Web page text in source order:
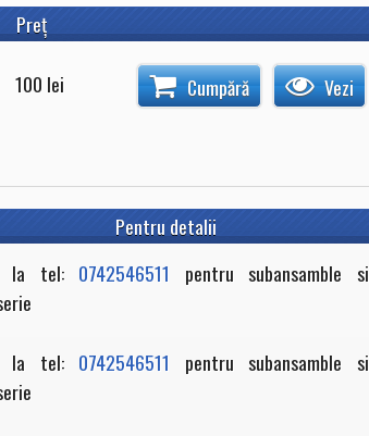
Preţ
100 lei Cumpără Vezi
Pentru detalii
la tel: 0742546511 pentru subansamble si
la tel: 0742546511 pentru subansamble si